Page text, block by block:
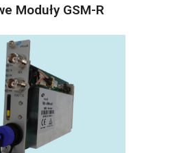
Moduły GSM-R